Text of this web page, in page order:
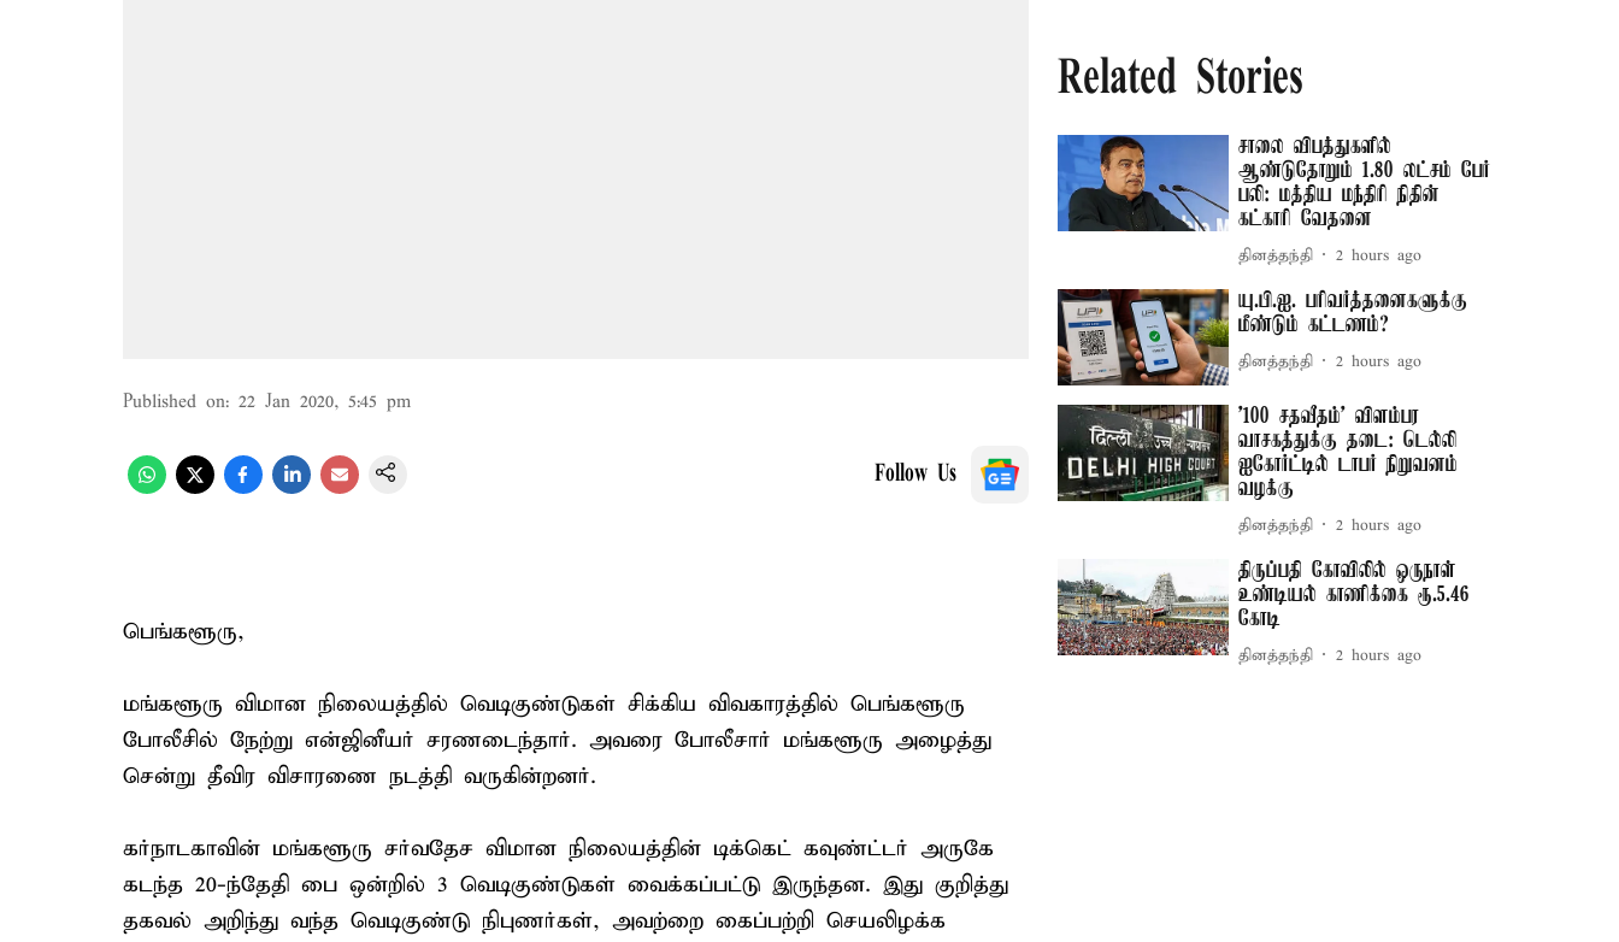
Published on: 22 Jan 2020, 5:45 pm
Follow Us
பெங்களூரு,
மங்களூரு விமான நிலையத்தில் வெடிகுண்டுகள் சிக்கிய விவகாரத்தில் பெங்களூரு
போலீசில் நேற்று என்ஜினீயர் சரணடைந்தார். அவரை போலீசார் மங்களூரு அழைத்து
சென்று தீவிர விசாரணை நடத்தி வருகின்றனர்.
கர்நாடகாவின் மங்களூரு சர்வதேச விமான நிலையத்தின் டிக்கெட் கவுண்ட்டர் அருகே
கடந்த 20-ந்தேதி பை ஒன்றில் 3 வெடிகுண்டுகள் வைக்கப்பட்டு இருந்தன. இது குறித்து
தகவல் அறிந்து வந்த வெடிகுண்டு நிபுணர்கள், அவற்றை கைப்பற்றி செயலிழக்க
Related Stories
சாலை விபத்துகளில்
ஆண்டுதோறும் 1.80 லட்சம் பேர்
பலி: மத்திய மந்திரி நிதின்
கட்காரி வேதனை
தினத்தந்தி 2 hours ago
யு.பி.ஐ. பரிவர்த்தனைகளுக்கு
மீண்டும் கட்டணம்?
தினத்தந்தி 2 hours ago
'100 சதவீதம்' விளம்பர
வாசகத்துக்கு தடை: டெல்லி
ஐகோர்ட்டில் டாபர் நிறுவனம்
வழக்கு
தினத்தந்தி 2 hours ago
திருப்பதி கோவிலில் ஒருநாள்
உண்டியல் காணிக்கை ரூ.5.46
கோடி
தினத்தந்தி 2 hours ago